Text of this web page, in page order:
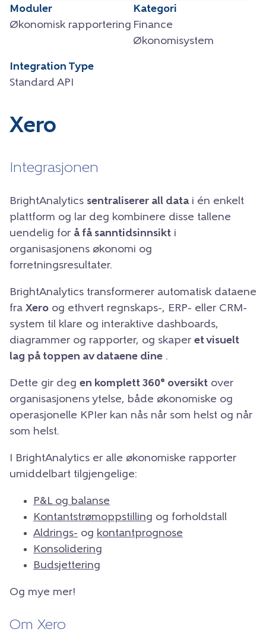
Moduler
Økonomisk rapportering
Kategori
Finance
Økonomisystem
Integration Type
Standard API
Xero
Integrasjonen
BrightAnalytics sentraliserer all data i én enkelt
plattform og lar deg kombinere disse tallene
uendelig for å få sanntidsinnsikt i
organisasjonens økonomi og
forretningsresultater.
BrightAnalytics transformerer automatisk dataene
fra Xero og ethvert regnskaps-, ERP- eller CRM-
system til klare og interaktive dashboards,
diagrammer og rapporter, og skaper et visuelt
lag på toppen av dataene dine .
Dette gir deg en komplett 360° oversikt over
organisasjonens ytelse, både økonomiske og
operasjonelle KPIer kan nås når som helst og når
som helst.
I BrightAnalytics er alle økonomiske rapporter
umiddelbart tilgjengelige:
P&L og balanse
Kontantstrømoppstilling og forholdstall
Aldrings- og kontantprognose
Konsolidering
Budsjettering
Og mye mer!
Om Xero